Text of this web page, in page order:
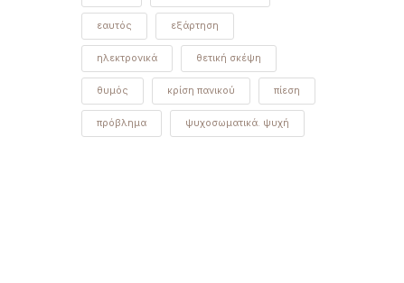
εαυτός εξάρτηση
ηλεκτρονικά θετική σκέψη
θυμός κρίση πανικού πίεση
πρόβλημα ψυχοσωματικά. ψυχή